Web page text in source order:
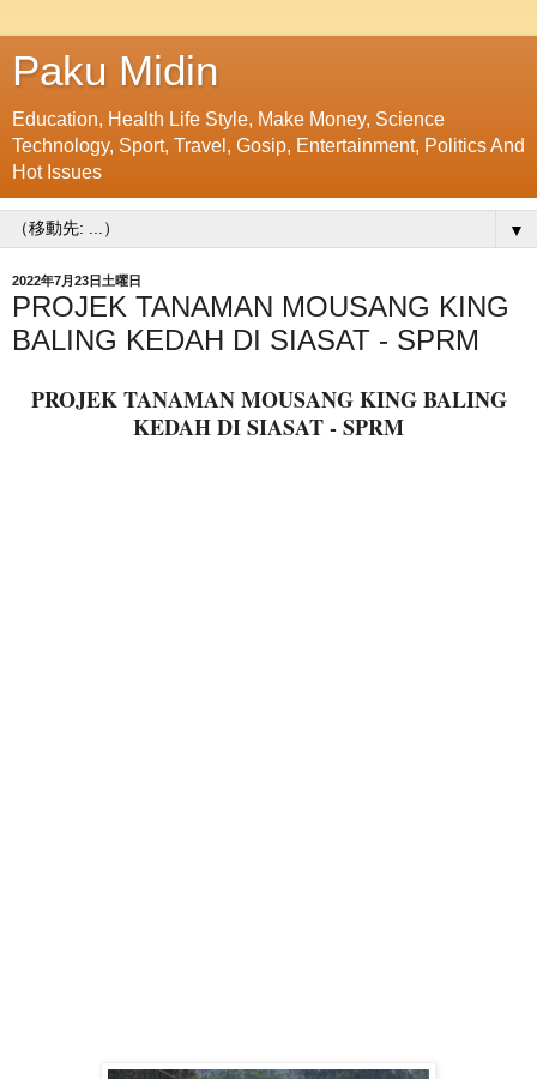
Paku Midin
Education, Health Life Style, Make Money, Science
Technology, Sport, Travel, Gosip, Entertainment, Politics And
Hot Issues
▼
2022年7月23日土曜日
PROJEK TANAMAN MOUSANG KING
BALING KEDAH DI SIASAT - SPRM
PROJEK TANAMAN MOUSANG KING BALING
KEDAH DI SIASAT - SPRM